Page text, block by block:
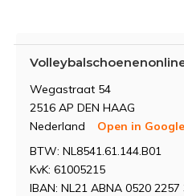
Wegastraat 54
2516 AP DEN HAAG
Nederland
Open in
BTW: NL8541.61.144.B01
KvK: 61005215
IBAN: NL21 ABNA 0520 2257